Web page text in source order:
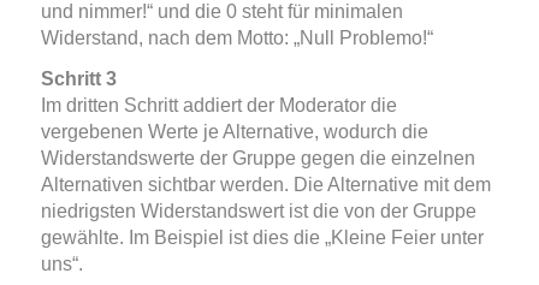
und nimmer!“ und die 0 steht für minimalen
Widerstand, nach dem Motto: „Null Problemo!“
Schritt 3
Im dritten Schritt addiert der Moderator die
vergebenen Werte je Alternative, wodurch die
Widerstandswerte der Gruppe gegen die einzelnen
Alternativen sichtbar werden. Die Alternative mit dem
niedrigsten Widerstandswert ist die von der Gruppe
gewählte. Im Beispiel ist dies die „Kleine Feier unter
uns“.